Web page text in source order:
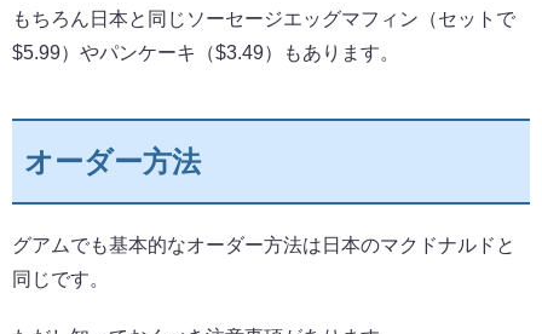
もちろん日本と同じソーセージエッグマフィン（セットで
$5.99）やパンケーキ（$3.49）もあります。
オーダー方法
グアムでも基本的なオーダー方法は日本のマクドナルドと
同じです。